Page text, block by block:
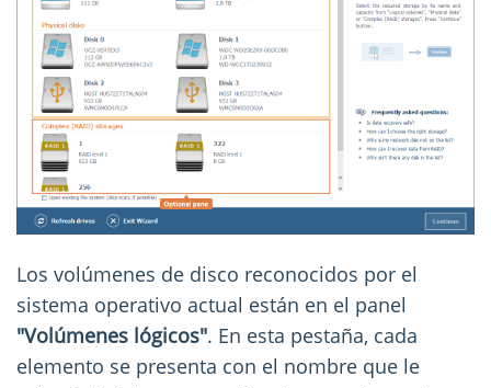
Los volúmenes de disco reconocidos por el
sistema operativo actual están en el panel
"Volúmenes lógicos". En esta pestaña, cada
elemento se presenta con el nombre que le